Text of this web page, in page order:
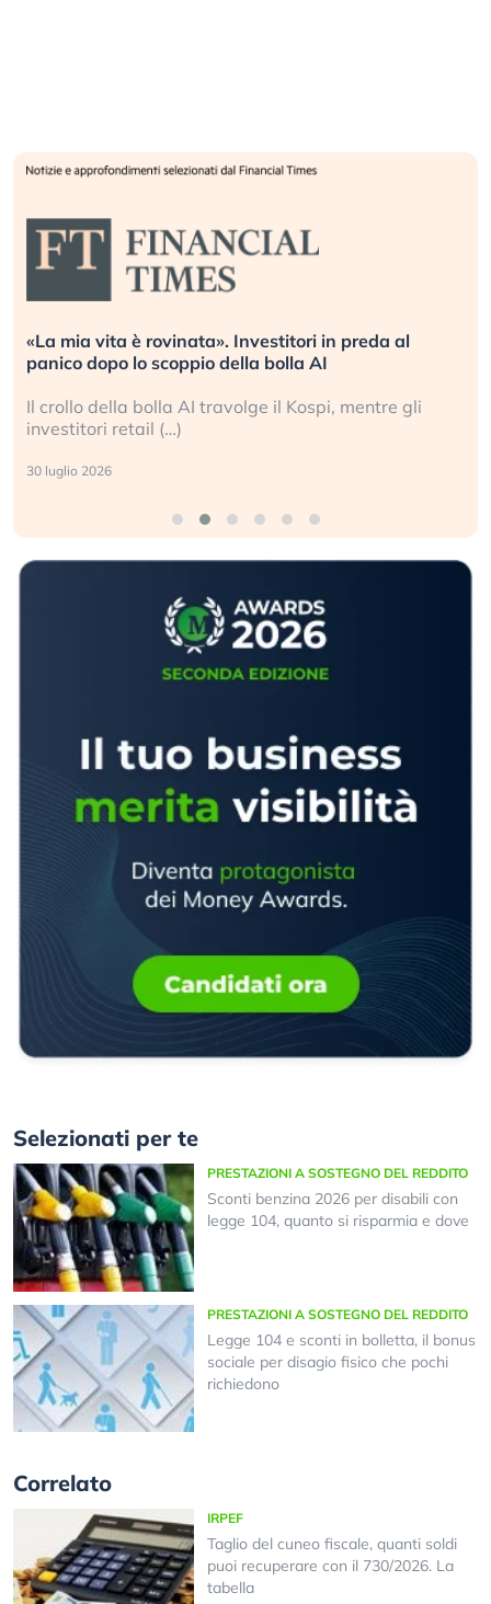
Quando la finanza pesa più dell’economia reale.
L’America sta ripetendo gli errori del 2008?
La ricchezza mondiale cresce, ma è sempre più
sganciata dall’economia reale. (…)
24 luglio 2026
Selezionati per te
PRESTAZIONI A SOSTEGNO DEL REDDITO
Sconti benzina 2026 per disabili con
legge 104, quanto si risparmia e dove
PRESTAZIONI A SOSTEGNO DEL REDDITO
Legge 104 e sconti in bolletta, il bonus
sociale per disagio fisico che pochi
richiedono
Correlato
IRPEF
Taglio del cuneo fiscale, quanti soldi
puoi recuperare con il 730/2026. La
tabella